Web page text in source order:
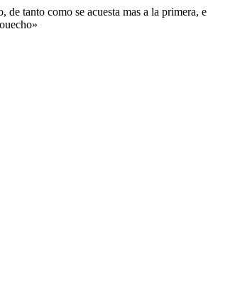
de tanto como se acuesta mas a la primera, e